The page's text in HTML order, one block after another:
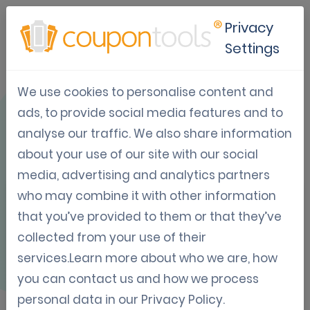
VISÃO GERAL
Mobile
Marketing Kiosk
Simple software tool to set up a Mobile
Privacy
Settings
We use cookies to personalise content and
ads, to provide social media features and to
analyse our traffic. We also share information
about your use of our site with our social
media, advertising and analytics partners
who may combine it with other information
that you’ve provided to them or that they’ve
collected from your use of their
services.Learn more about who we are, how
you can contact us and how we process
personal data in our Privacy Policy.